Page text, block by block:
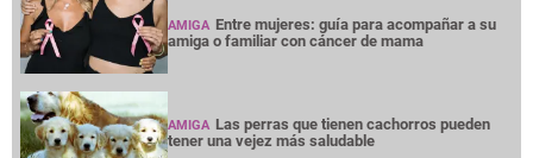
AMIGA Entre mujeres: guía para acompañar a su
amiga o familiar con cáncer de mama
AMIGA Las perras que tienen cachorros pueden
tener una vejez más saludable